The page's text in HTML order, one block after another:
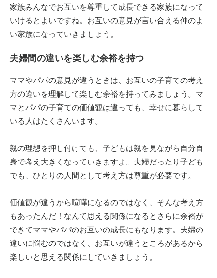
家族みんなでお互いを尊重して成長できる家族になって
いけるとよいですね。お互いの意見が言い合える仲のよ
い家族になっていきましょう。
夫婦間の違いを楽しむ余裕を持つ
ママやパパの意見が違うときは、お互いの子育ての考え
方の違いを理解して楽しむ余裕を持ってみましょう。マ
マとパパの子育ての価値観は違っても、幸せに暮らして
いる人はたくさんいます。
親の理想を押し付けても、子どもは親を見ながら自分自
身で考え大きくなっていきますよ。夫婦だったり子ども
でも、ひとりの人間として考え方は尊重が必要です。
価値観が違うから喧嘩になるのではなく、そんな考え方
もあったんだ！なんて思える関係になるとさらに余裕が
できてママやパパのお互いの成長にもなります。夫婦の
違いに悩むのではなく、お互いが違うところがあるから
楽しいと思える関係にしていきましょう。